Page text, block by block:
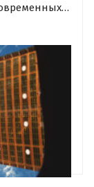
сотрудники